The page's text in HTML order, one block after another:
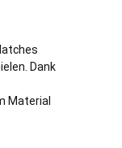
Dank
Material